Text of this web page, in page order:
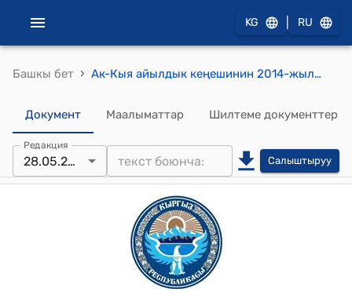
KG RU
Башкы бет › Ак-Кыя айылдык кеңешинин 2014-жылдын 28-майындагы № 5/4 "Аксакалдар сотунун курамын жана көчө комитеттерин бекитүү жөнүндө" токтому
Документ Маалыматтар Шилтеме документтер
Редакция
28.05.2013 Салыштыруу